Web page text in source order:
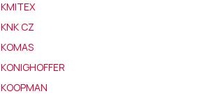
KMITEX
KNK CZ
KOMAS
KONIGHOFFER
KOOPMAN